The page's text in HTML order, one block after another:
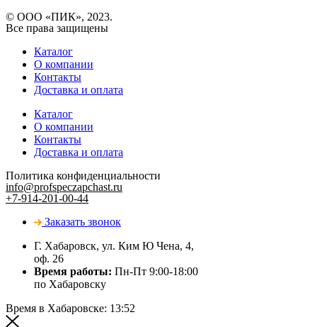
© ООО «ПИК», 2023.
Все права защищены
Каталог
О компании
Контакты
Доставка и оплата
Каталог
О компании
Контакты
Доставка и оплата
Политика конфиденциальности
info@profspeczapchast.ru
+7-914-201-00-44
Заказать звонок
Г. Хабаровск, ул. Ким Ю Чена, 4,
оф. 26
Время работы: Пн-Пт 9:00-18:00
по Хабаровску
Время в Хабаровске: 13:52